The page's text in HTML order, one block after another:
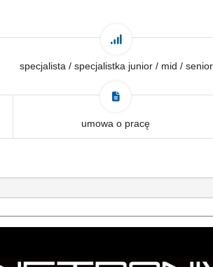
specjalista / specjalistka junior / mid / senior
umowa o pracę